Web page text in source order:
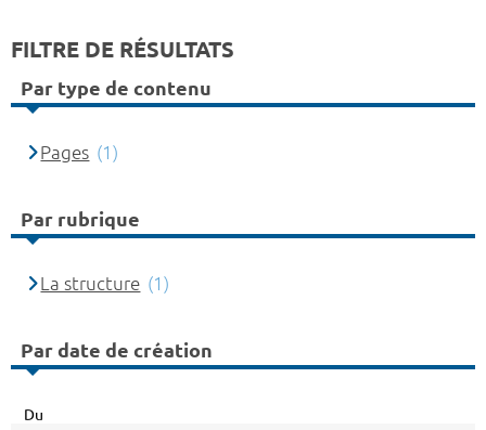
FILTRE DE RÉSULTATS
Par type de contenu
Pages (1)
Par rubrique
La structure (1)
Par date de création
Du